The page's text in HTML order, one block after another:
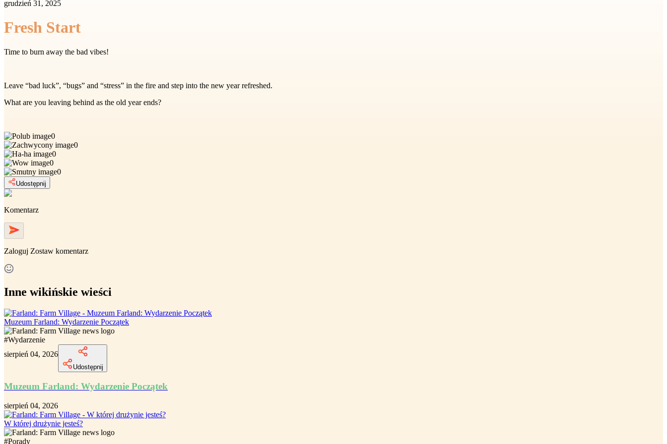
grudzień 31, 2025
Fresh Start
Time to burn away the bad vibes!
Leave “bad luck”, “bugs” and “stress” in the fire and step into the new year refreshed.
What are you leaving behind as the old year ends?
0
0
0
0
0
Udostępnij
Komentarz
Zaloguj Zostaw komentarz
Inne wikińskie wieści
Muzeum Farland: Wydarzenie Początek
#Wydarzenie
sierpień 04, 2026
Udostępnij
Muzeum Farland: Wydarzenie Początek
sierpień 04, 2026
W której drużynie jesteś?
#Porady